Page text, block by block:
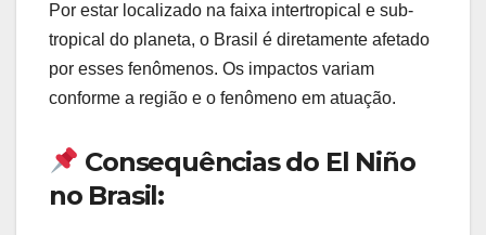
Por estar localizado na faixa intertropical e sub-
tropical do planeta, o Brasil é diretamente afetado
por esses fenômenos. Os impactos variam
conforme a região e o fenômeno em atuação.
Consequências do El Niño
no Brasil: